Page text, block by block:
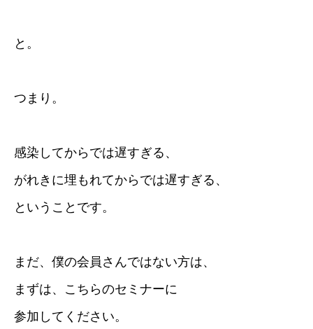
と。
つまり。
感染してからでは遅すぎる、
がれきに埋もれてからでは遅すぎる、
ということです。
まだ、僕の会員さんではない方は、
まずは、こちらのセミナーに
参加してください。